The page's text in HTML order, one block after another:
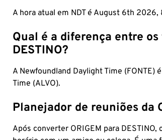
A hora atual em NDT é August 6th 2026,
Qual é a diferença entre os
DESTINO?
A Newfoundland Daylight Time (FONTE)
Time (ALVO).
Planejador de reuniões da
Após converter ORIGEM para